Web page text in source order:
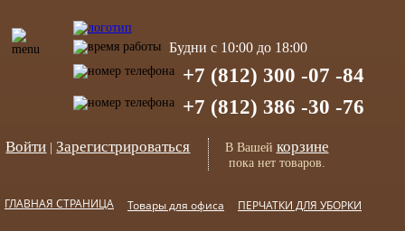
Будни с 10:00 до 18:00
+7 (812) 300 -07 -84
+7 (812) 386 -30 -76
Войти |Зарегистрироваться В Вашей корзине
пока нет товаров.
ГЛАВНАЯ СТРАНИЦА Товары для офиса ПЕРЧАТКИ ДЛЯ УБОРКИ